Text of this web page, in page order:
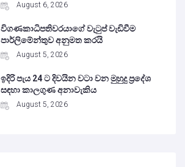
August 6, 2026
විගණකාධිපතිවරයාගේ වැටුප් වැඩිවීම
පාර්ලිමේන්තුව අනුමත කරයි
August 5, 2026
ඉදිරි පැය 24 ට දිවයින වටා වන මුහුදු ප්‍රදේශ
සඳහා කාලගුණ අනාවැකිය
August 5, 2026